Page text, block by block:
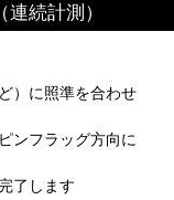
続計測）